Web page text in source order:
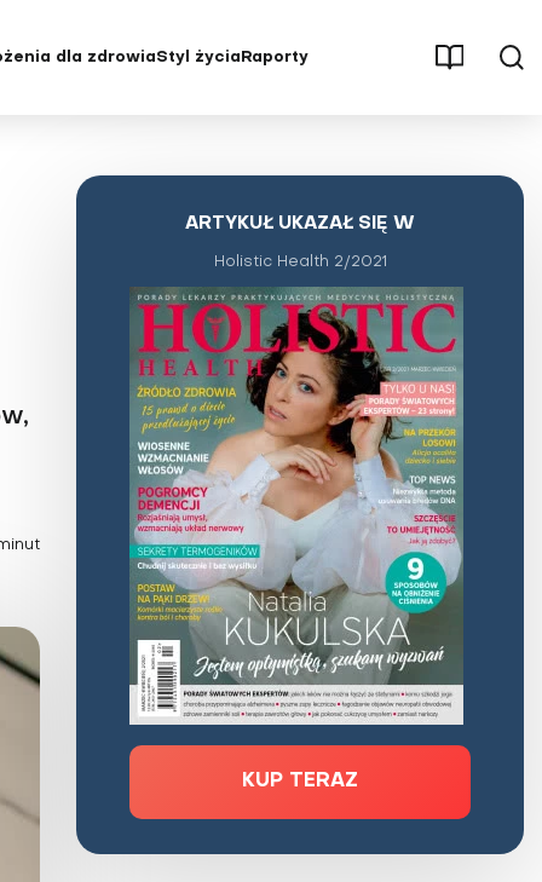
Pęcherz i nerki
Stwardnienie rozsiane (SM)
Udar mózgu
Uzależnienia
Wysoki cholesterol
Zaburzenia hormonalne
Zaburzenia odżywiania
Zaburzenia pamięci i
koncentracji
Zaburzenia psychiczne i choroby
układu nerwowego
Zaburzenie mikrobioty jelitowej
Choroby od A do Z
dla zdrowiaStyl życia
Parenting
Redakcja poleca
Świat wokół nas
Uroda i pielęgnacja
Wywiady i opinie
Raporty
ARTYKUŁ UKAZAŁ SIĘ W
Holistic Health 2/2021
KUP TERAZ